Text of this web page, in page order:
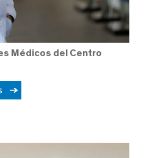
Médicos del Centro